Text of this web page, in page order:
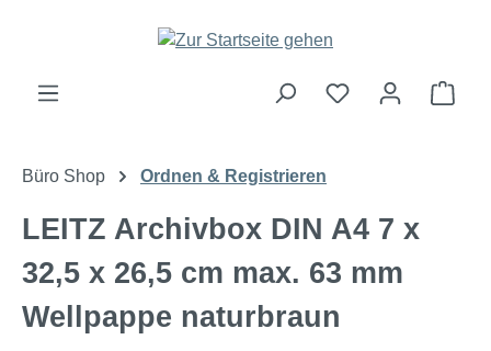
Zum Hauptinhalt springen
Büro Shop Ordnen & Registrieren
LEITZ Archivbox DIN A4 7 x
32,5 x 26,5 cm max. 63 mm
Wellpappe naturbraun